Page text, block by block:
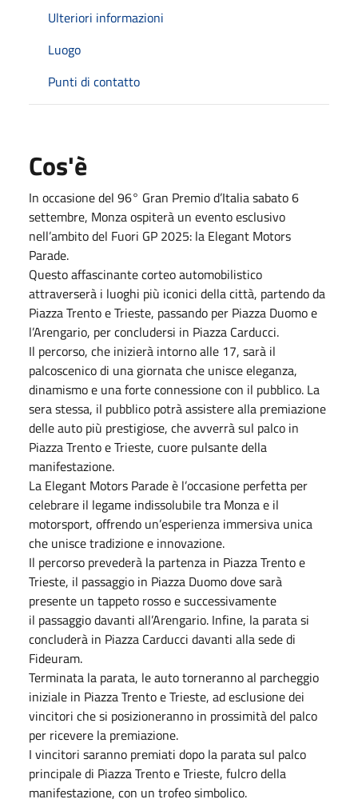
Ulteriori informazioni
Luogo
Punti di contatto
Cos'è
In occasione del 96° Gran Premio d’Italia sabato 6
settembre, Monza ospiterà un evento esclusivo
nell’ambito del Fuori GP 2025: la Elegant Motors
Parade.
Questo affascinante corteo automobilistico
attraverserà i luoghi più iconici della città, partendo da
Piazza Trento e Trieste, passando per Piazza Duomo e
l’Arengario, per concludersi in Piazza Carducci.
Il percorso, che inizierà intorno alle 17, sarà il
palcoscenico di una giornata che unisce eleganza,
dinamismo e una forte connessione con il pubblico. La
sera stessa, il pubblico potrà assistere alla premiazione
delle auto più prestigiose, che avverrà sul palco in
Piazza Trento e Trieste, cuore pulsante della
manifestazione.
La Elegant Motors Parade è l’occasione perfetta per
celebrare il legame indissolubile tra Monza e il
motorsport, offrendo un’esperienza immersiva unica
che unisce tradizione e innovazione.
Il percorso prevederà la partenza in Piazza Trento e
Trieste, il passaggio in Piazza Duomo dove sarà
presente un tappeto rosso e successivamente
il passaggio davanti all’Arengario. Infine, la parata si
concluderà in Piazza Carducci davanti alla sede di
Fideuram.
Terminata la parata, le auto torneranno al parcheggio
iniziale in Piazza Trento e Trieste, ad esclusione dei
vincitori che si posizioneranno in prossimità del palco
per ricevere la premiazione.
I vincitori saranno premiati dopo la parata sul palco
principale di Piazza Trento e Trieste, fulcro della
manifestazione, con un trofeo simbolico.